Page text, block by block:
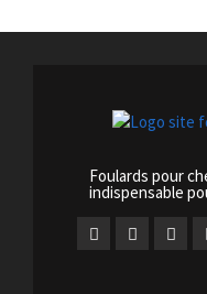
Foulards pour
indispensable